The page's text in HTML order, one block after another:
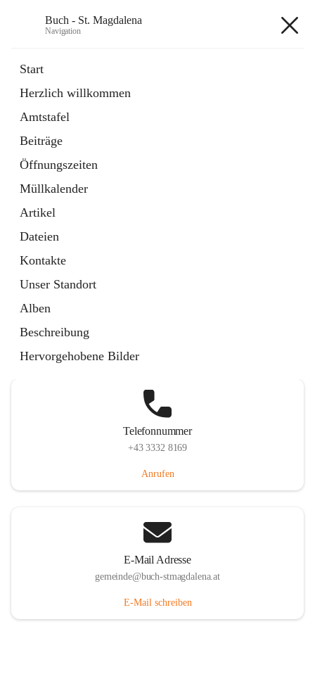
Buch - St. Magdalena
Navigation
Start
Herzlich willkommen
Amtstafel
Beiträge
Öffnungszeiten
Müllkalender
Artikel
Dateien
Kontakte
Unser Standort
Alben
Beschreibung
Hervorgehobene Bilder
11 Schnellzugriffe
Bürgerservice
10 Schnellzugriffe
Telefonnummer
+43 3332 8169
Anrufen
E-Mail Adresse
gemeinde@buch-stmagdalena.at
E-Mail schreiben